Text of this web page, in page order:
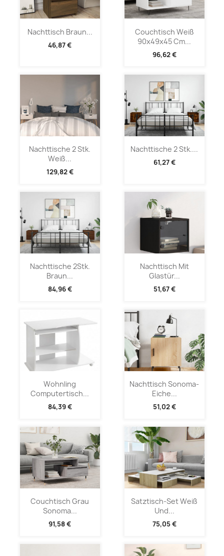
Nachttisch Braun...
46,87 €
Couchtisch Weiß
90x49x45 Cm...
96,62 €
Nachttische 2 Stk.
Weiß...
129,82 €
Nachttische 2 Stk....
61,27 €
Nachttische 2Stk.
Braun...
84,96 €
Nachttisch Mit
Glastür...
51,67 €
Wohnling
Computertisch...
84,39 €
Nachttisch Sonoma-
Eiche...
51,02 €
Couchtisch Grau
Sonoma...
91,58 €
Satztisch-Set Weiß
Und...
75,05 €